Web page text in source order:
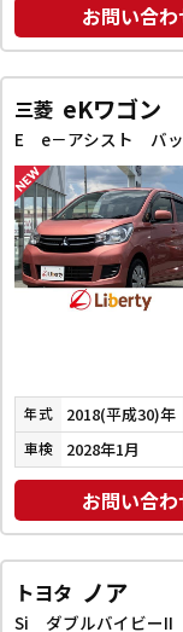
お問い合わ
三菱 eKワゴン
年式 2018(平成30)年
車検 2028年1月
お問い合わ
トヨタ ノア